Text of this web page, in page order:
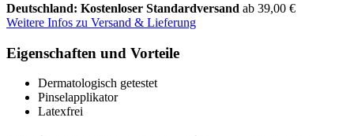
Deutschland: Kostenloser Standardversand ab 39,00 €
Weitere Infos zu Versand & Lieferung
Eigenschaften und Vorteile
Dermatologisch getestet
Pinselapplikator
Latexfrei